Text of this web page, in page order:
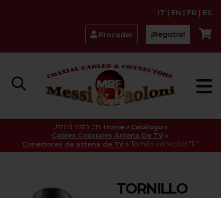
IT | EN | FR | ES
Proceder ¡Registra!
Usted está en: Home » Catálogo »
Cables Coaxiales Antena De TV »
Conectores de antena de TV »Tornillo conector "F"
TORNILLO